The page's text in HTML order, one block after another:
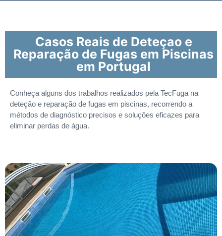
Casos Reais de Deteçao e
Reparação de Fugas em Piscinas
em Portugal
Conheça alguns dos trabalhos realizados pela TecFuga na
deteção e reparação de fugas em piscinas, recorrendo a
métodos de diagnóstico precisos e soluções eficazes para
eliminar perdas de água.